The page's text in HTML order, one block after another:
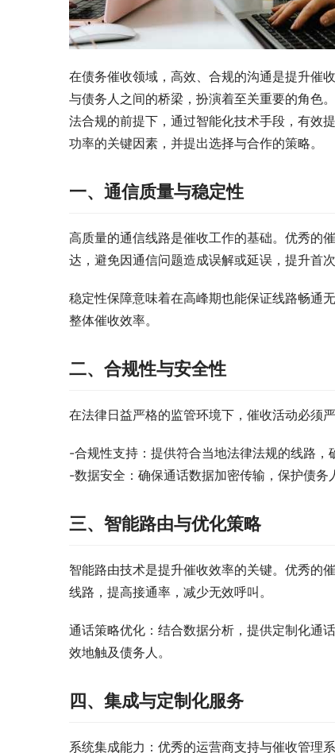
在债务催收领域，高效、合规的沟通是提升催
与债务人之间的桥梁，扮演着至关重要的角色
法合规的前提下，通过智能化技术手段，有效
功率的关键因素，并提出选择与合作的策略。
一、通信质量与稳定性
高质量的通信线路是催收工作的基础。优秀的
达，避免因通信问题造成误解或延误，提升首次
稳定性保障意味着在高峰期也能保证线路畅通
整体催收效率。
二、合规性与安全性
在法律日益严格的监管环境下，催收活动必须
-合规性支持：提供符合当地法律法规的线路，
-数据安全：确保通话数据加密传输，保护债务
三、智能路由与优化策略
智能路由技术是提升催收效率的关键。优秀的
线路，提高接通率，减少无效呼叫。
通话策略优化：结合数据分析，提供定制化通
效地触及债务人。
四、集成与定制化服务
系统集成能力：优秀的运营商支持与催收管理